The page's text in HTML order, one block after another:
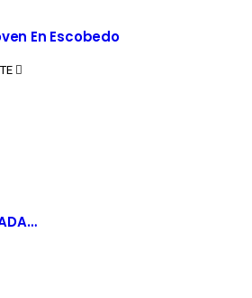
En Escobedo